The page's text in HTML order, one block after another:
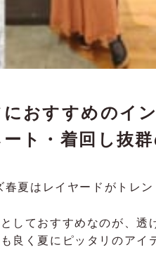
おすすめのイ
ート・着回し抜
春夏はレイヤードがトレ
しておすすめなのが、透
良く夏にピッタリのアイ